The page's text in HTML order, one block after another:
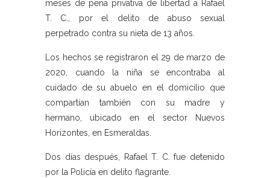
meses de pena privativa de libertad a Rafael
T. C., por el delito de abuso sexual
perpetrado contra su nieta de 13 años.
Los hechos se registraron el 29 de marzo de
2020, cuando la niña se encontraba al
cuidado de su abuelo en el domicilio que
compartían también con su madre y
hermano, ubicado en el sector Nuevos
Horizontes, en Esmeraldas.
Dos días después, Rafael T. C. fue detenido
por la Policía en delito flagrante.